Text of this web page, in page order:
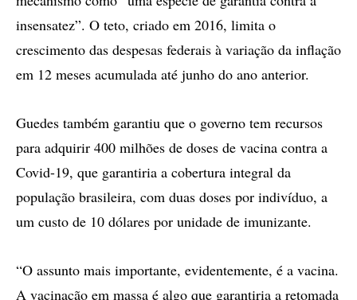
insensatez”. O teto, criado em 2016, limita o
crescimento das despesas federais à variação da inflação
em 12 meses acumulada até junho do ano anterior.
Guedes também garantiu que o governo tem recursos
para adquirir 400 milhões de doses de vacina contra a
Covid-19, que garantiria a cobertura integral da
população brasileira, com duas doses por indivíduo, a
um custo de 10 dólares por unidade de imunizante.
“O assunto mais importante, evidentemente, é a vacina.
A vacinação em massa é algo que garantiria a retomada